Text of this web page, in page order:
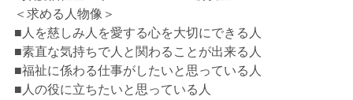
＜求める人物像＞
■人を慈しみ人を愛する心を大切にできる人
■素直な気持ちで人と関わることが出来る人
■福祉に係わる仕事がしたいと思っている人
■人の役に立ちたいと思っている人